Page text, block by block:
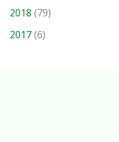
2018 (79)
2017(6)